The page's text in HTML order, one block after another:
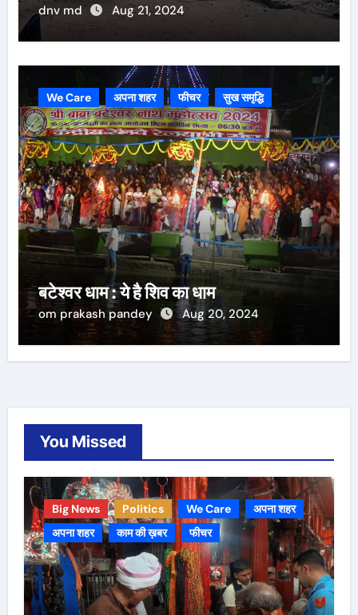
dnv md Aug 21, 2024
We Care अपना शहर फीचर सुख समृद्धि
बटेश्वर धाम : ये है शिव का धाम
om prakash pandey Aug 20, 2024
You Missed
Big News Politics We Care
अपना शहर
अपना शहर
काम की ख़बर फीचर